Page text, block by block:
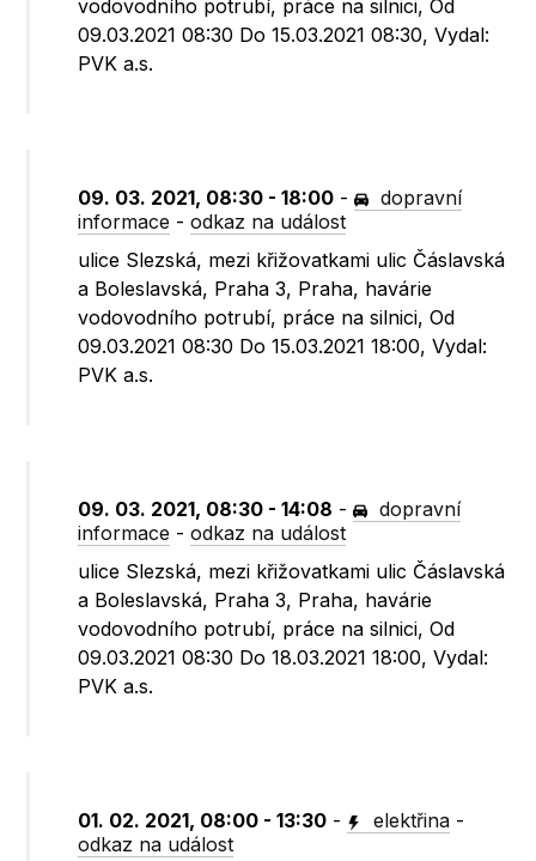
vodovodního potrubí, práce na silnici, Od
09.03.2021 08:30 Do 15.03.2021 08:30, Vydal:
PVK a.s.
09. 03. 2021, 08:30 - 18:00 -
dopravní
informace -odkaz na událost
ulice Slezská, mezi křižovatkami ulic Čáslavská
a Boleslavská, Praha 3, Praha, havárie
vodovodního potrubí, práce na silnici, Od
09.03.2021 08:30 Do 15.03.2021 18:00, Vydal:
PVK a.s.
09. 03. 2021, 08:30 - 14:08 -
dopravní
informace -odkaz na událost
ulice Slezská, mezi křižovatkami ulic Čáslavská
a Boleslavská, Praha 3, Praha, havárie
vodovodního potrubí, práce na silnici, Od
09.03.2021 08:30 Do 18.03.2021 18:00, Vydal:
PVK a.s.
01. 02. 2021, 08:00 - 13:30 - elektřina -
odkaz na událost